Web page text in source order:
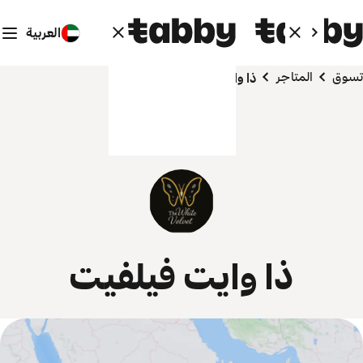
العربية
تسوق المتاجر ذا وايت فيلفيت
ذا وايت فيلفيت